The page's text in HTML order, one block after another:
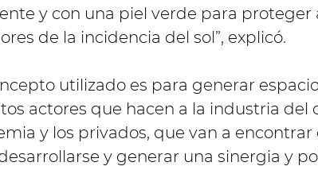
y con una piel verde para proteger
de la incidencia del sol”, explicó.
utilizado es para generar
actores que hacen a la industria del
y los privados, que van a
y generar una sinergia y